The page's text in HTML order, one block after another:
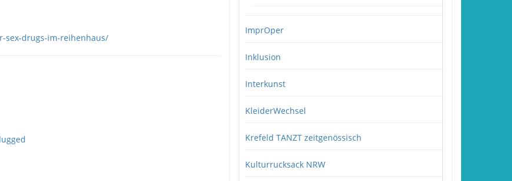
sex-drugs-im-reihenhaus/
ImprOper
Inklusion
Interkunst
KleiderWechsel
Krefeld TANZT zeitgenössisch
Kulturrucksack NRW